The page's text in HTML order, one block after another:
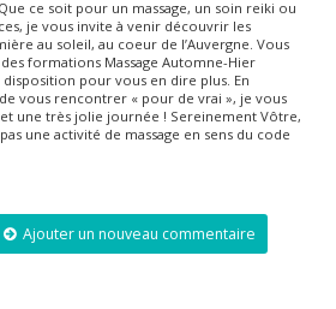
ce soit pour un massage, un soin reiki ou
je vous invite à venir découvrir les
au soleil, au coeur de l’Auvergne. Vous
formations Massage Automne-Hier
disposition pour vous en dire plus. En
vous rencontrer « pour de vrai », je vous
une très jolie journée ! Sereinement Vôtre,
une activité de massage en sens du code
Ajouter un nouveau commentaire